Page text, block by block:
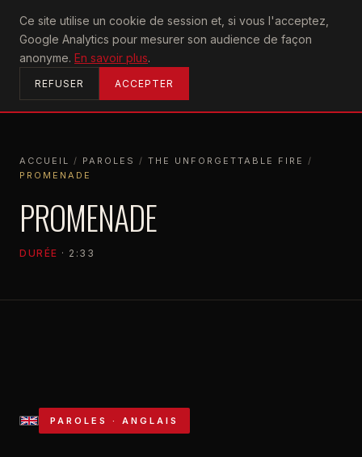
Ce site utilise un cookie de session et, si vous l'acceptez,
Google Analytics pour mesurer son audience de façon
anonyme. En savoir plus.
REFUSER ACCEPTER
U2achtung
ACCUEIL
ACCUEIL / PAROLES / THE UNFORGETTABLE FIRE /
PROMENADE
PROMENADE
DURÉE · 2:33
PAROLES · ANGLAIS